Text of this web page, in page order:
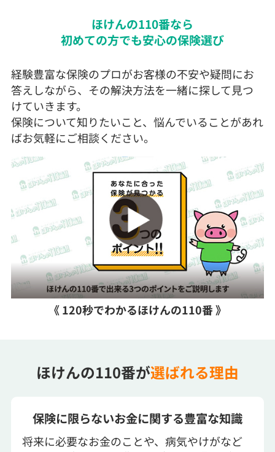
ほけんの110番なら
初めての方でも安心の保険選び
《 120秒でわかるほけんの110番 》
経験豊富な保険のプロがお客様の不安や疑問にお
答えしながら、その解決方法を一緒に探して見つ
けていきます。
保険について知りたいこと、悩んでいることがあれ
ばお気軽にご相談ください。
ほけんの110番が選ばれる理由
将来に必要なお金のことや、病気やけがなど
保険に限らないお金に関する豊富な知識